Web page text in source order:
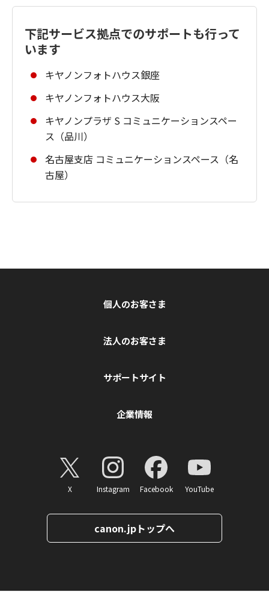
下記サービス拠点でのサポートも行って
います
キヤノンフォトハウス銀座
キヤノンフォトハウス大阪
キヤノンプラザ S コミュニケーションスペー
ス（品川）
名古屋支店 コミュニケーションスペース（名
古屋）
個人のお客さま
法人のお客さま
サポートサイト
企業情報
X Instagram Facebook YouTube
canon.jpトップへ